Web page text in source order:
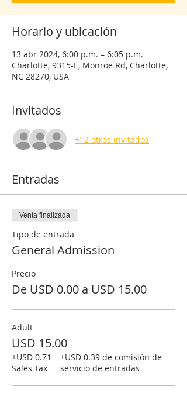
Horario y ubicación
13 abr 2024, 6:00 p.m. – 6:05 p.m.
Charlotte, 9315-E, Monroe Rd, Charlotte,
NC 28270, USA
Invitados
+12 otros invitados
Entradas
Venta finalizada
Tipo de entrada
General Admission
Precio
De USD 0.00 a USD 15.00
Adult
USD 15.00
+USD 0.71
Sales Tax
+USD 0.39 de comisión de
servicio de entradas